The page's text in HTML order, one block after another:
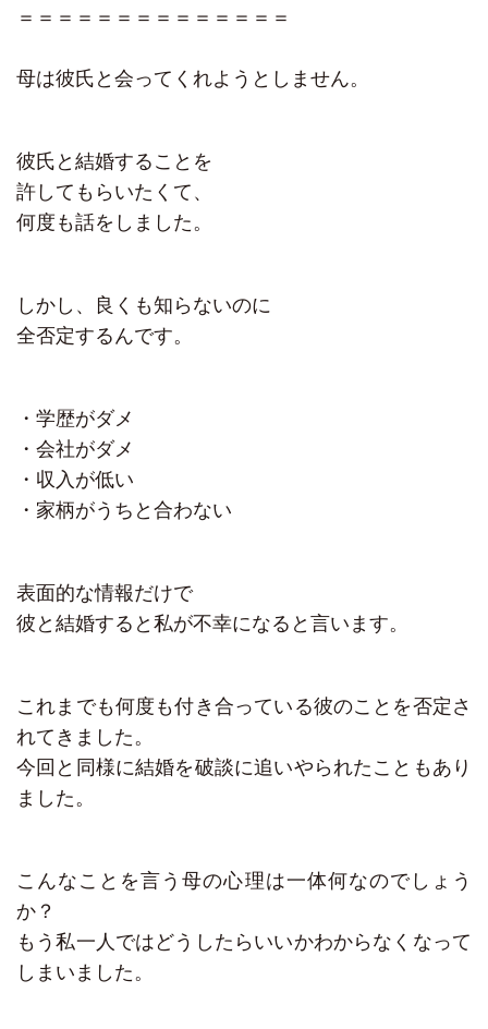
＝＝＝＝＝＝＝＝＝＝＝＝＝＝
母は彼氏と会ってくれようとしません。
彼氏と結婚することを
許してもらいたくて、
何度も話をしました。
しかし、良くも知らないのに
全否定するんです。
・学歴がダメ
・会社がダメ
・収入が低い
・家柄がうちと合わない
表面的な情報だけで
彼と結婚すると私が不幸になると言います。
これまでも何度も付き合っている彼のことを否定さ
れてきました。
今回と同様に結婚を破談に追いやられたこともあり
ました。
こんなことを言う母の心理は一体何なのでしょう
か？
もう私一人ではどうしたらいいかわからなくなって
しまいました。